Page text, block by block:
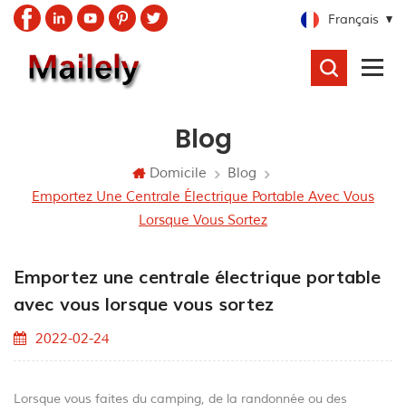
Français
Blog
Domicile
Blog
Emportez Une Centrale Électrique Portable Avec Vous
Lorsque Vous Sortez
Emportez une centrale électrique portable
avec vous lorsque vous sortez
2022-02-24
Lorsque vous faites du camping, de la randonnée ou des